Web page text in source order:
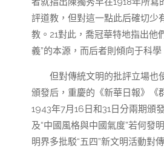
評道教，但對這一點此后確切少
教。21對此，喬冠華特地指出他
義”的本源，而后者則傾向于科學
但對傳統文明的批評立場也
頒發后，重慶的《新華日報》《
1943年7月16日和31日分兩期頒
及“中國風格與中國氣度”若何發
明界多批駁“五四”新文明活動對